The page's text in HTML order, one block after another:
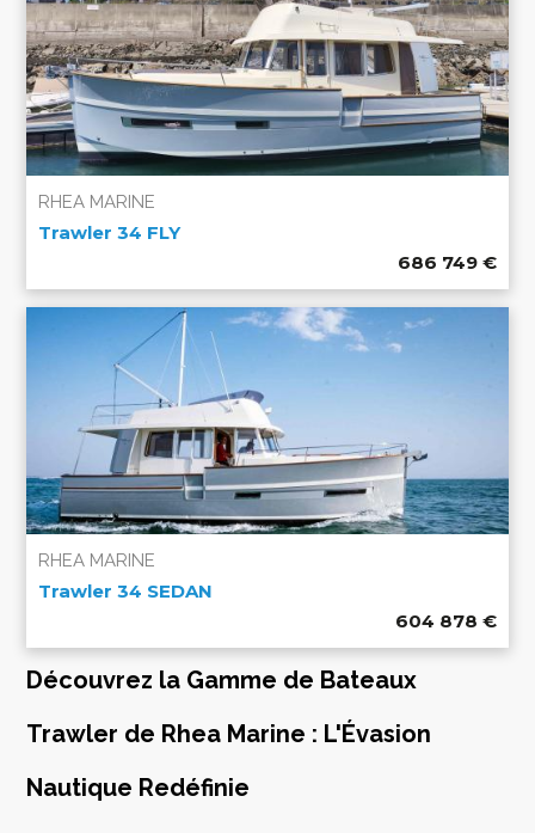
RHEA MARINE
Trawler 34 FLY
686 749 €
RHEA MARINE
Trawler 34 SEDAN
604 878 €
Découvrez la Gamme de Bateaux
Trawler de Rhea Marine : L'Évasion
Nautique Redéfinie